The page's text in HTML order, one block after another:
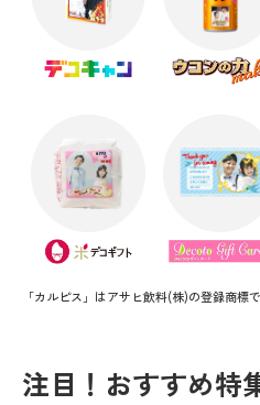
「カルピス」はアサヒ飲料(株)の登録商標で
注目！おすすめ特